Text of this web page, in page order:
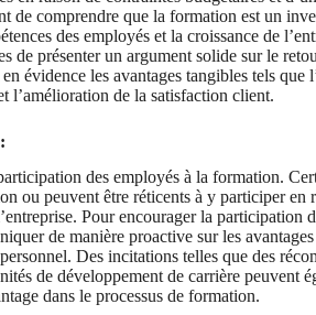
de comprendre que la formation est un
des employés et la croissance de
de présenter un argument solide sur le
évidence les avantages tangibles tels que
l’amélioration de la satisfaction client.
des employés à la formation.
ou peuvent être réticents à y participer en
Pour encourager la participation
de manière proactive sur les
Des incitations telles que des
de développement de carrière peuvent
dans le processus de formation.